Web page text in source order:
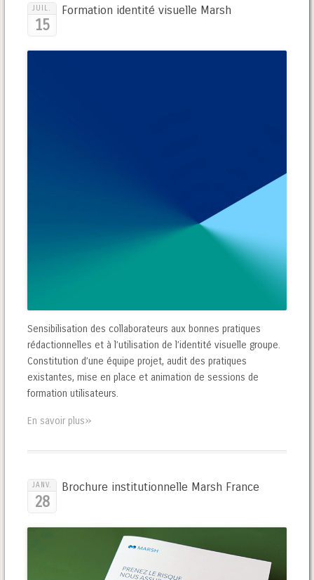
JUIL.
15
Formation identité visuelle Marsh
Sensibilisation des collaborateurs aux bonnes pratiques
rédactionnelles et à l’utilisation de l’identité visuelle groupe.
Constitution d’une équipe projet, audit des pratiques
existantes, mise en place et animation de sessions de
formation utilisateurs.
En savoir plus»
JANV.
28
Brochure institutionnelle Marsh France